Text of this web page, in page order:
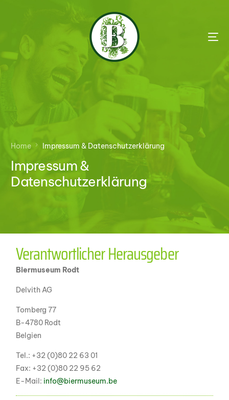
Home Impressum & Datenschutzerklärung
Impressum &
Datenschutzerklärung
Verantwortlicher Herausgeber
Biermuseum Rodt
Delvith AG
Tomberg 77
B-4780 Rodt
Belgien
Tel.: +32 (0)80 22 63 01
Fax: +32 (0)80 22 95 62
E-Mail: info@biermuseum.be